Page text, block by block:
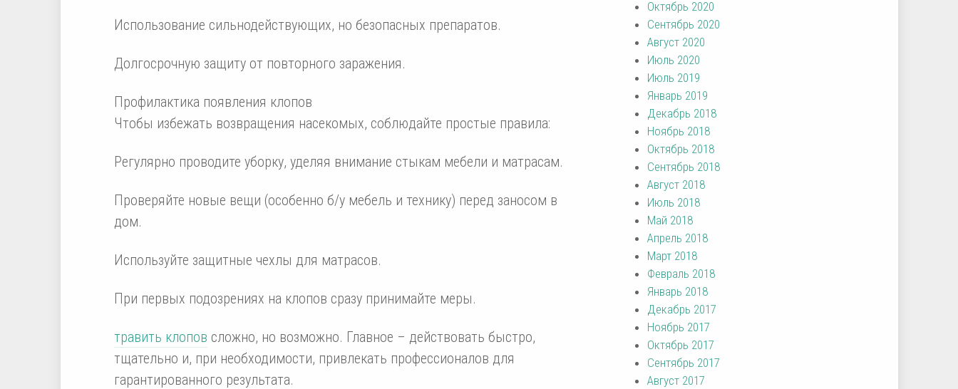
Использование сильнодействующих, но безопасных препаратов.
Долгосрочную защиту от повторного заражения.
Профилактика появления клопов
Чтобы избежать возвращения насекомых, соблюдайте простые правила:
Регулярно проводите уборку, уделяя внимание стыкам мебели и матрасам.
Проверяйте новые вещи (особенно б/у мебель и технику) перед заносом в
дом.
Используйте защитные чехлы для матрасов.
При первых подозрениях на клопов сразу принимайте меры.
травить клопов сложно, но возможно. Главное – действовать быстро,
тщательно и, при необходимости, привлекать профессионалов для
гарантированного результата.
Октябрь 2020
Сентябрь 2020
Август 2020
Июль 2020
Июль 2019
Январь 2019
Декабрь 2018
Ноябрь 2018
Октябрь 2018
Сентябрь 2018
Август 2018
Июль 2018
Май 2018
Апрель 2018
Март 2018
Февраль 2018
Январь 2018
Декабрь 2017
Ноябрь 2017
Октябрь 2017
Сентябрь 2017
Август 2017